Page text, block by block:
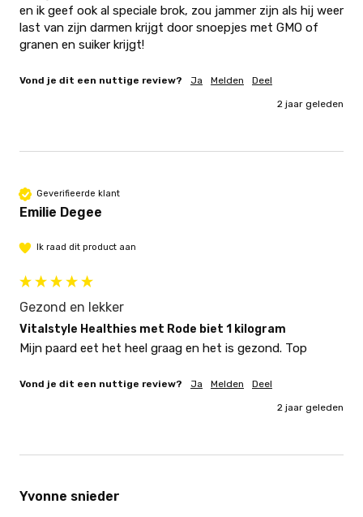
en ik geef ook al speciale brok, zou jammer zijn als hij weer
last van zijn darmen krijgt door snoepjes met GMO of
granen en suiker krijgt!
Vond je dit een nuttige review? Ja Melden Deel
2 jaar geleden
Geverifieerde klant
Emilie Degee
Ik raad dit product aan
Gezond en lekker
Vitalstyle Healthies met Rode biet 1 kilogram
Mijn paard eet het heel graag en het is gezond. Top
Vond je dit een nuttige review? Ja Melden Deel
2 jaar geleden
Yvonne snieder